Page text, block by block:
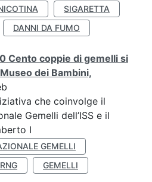
SIGARETTA
DANNI DA FUMO
Cento coppie di gemelli si
dei Bambini,
che coinvolge il
Gemelli dell’ISS e il
I
GEMELLI
RNG GEMELLI